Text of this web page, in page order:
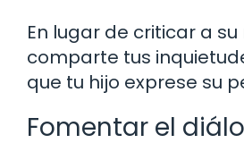
En lugar de criticar a su
comparte tus
que tu hijo exprese su
Fomentar el